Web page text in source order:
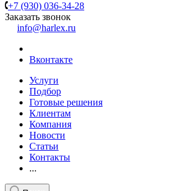
+7 (930) 036-34-28
Заказать звонок
info@harlex.ru
Вконтакте
Услуги
Подбор
Готовые решения
Клиентам
Компания
Новости
Статьи
Контакты
...